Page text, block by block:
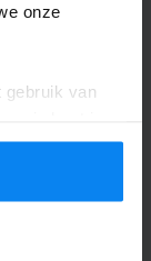
onze
gebruik van
voor alle
sind